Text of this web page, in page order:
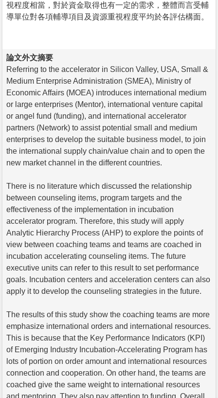
視程度相當，對於資金取得也有一定的需求，整體而言受輔
導單位對各項輔導項目及資源重視程度平均於各評估構面。
論文外文摘要
Referring to the accelerator in Silicon Valley, USA, Small &
Medium Enterprise Administration (SMEA), Ministry of
Economic Affairs (MOEA) introduces international medium
or large enterprises (Mentor), international venture capital
or angel fund (funding), and international accelerator
partners (Network) to assist potential small and medium
enterprises to develop the suitable business model, to join
the international supply chain/value chain and to open the
new market channel in the different countries.
There is no literature which discussed the relationship
between counseling items, program targets and the
effectiveness of the implementation in incubation
accelerator program. Therefore, this study will apply
Analytic Hierarchy Process (AHP) to explore the points of
view between coaching teams and teams are coached in
incubation accelerating counseling items. The future
executive units can refer to this result to set performance
goals. Incubation centers and acceleration centers can also
apply it to develop the counseling strategies in the future.
The results of this study show the coaching teams are more
emphasize international orders and international resources.
This is because that the Key Performance Indicators (KPI)
of Emerging Industry Incubation-Accelerating Program has
lots of portion on order amount and international resources
connection and cooperation. On other hand, the teams are
coached give the same weight to international resources
and mentoring. They also pay attention to funding. Overall,